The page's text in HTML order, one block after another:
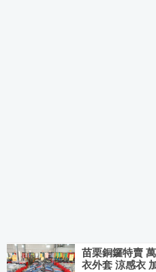
苗栗銅鑼特賣
衣外套 涼感衣